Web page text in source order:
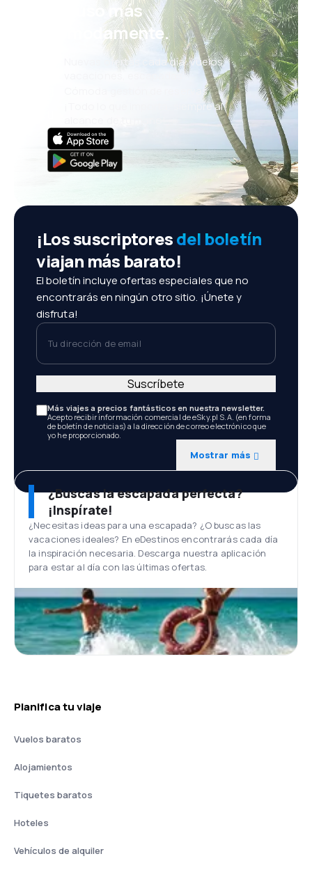
incluso más
cómodamente.
Nuevas ofertas cada día: vuelos,
vacaciones, escapadas
Cómoda gestión de reservas
¡Todo lo que importa, siempre al
¡Los suscriptoresdel boletín
viajan más barato!
El boletín incluye ofertas especiales que no
encontrarás en ningún otro sitio. ¡Únete y
disfruta!
Tu dirección de email
Más viajes a precios fantásticos en nuestra newsletter.
Acepto recibir información comercial de eSky.pl S.A. (en forma
de boletín de noticias) a la dirección de correo electrónico que
yo he proporcionado.
Mostrar más
Suscríbete
¿Buscas la escapada perfecta?
¡Inspírate!
¿Necesitas ideas para una escapada? ¿O buscas las
vacaciones ideales? En eDestinos encontrarás cada día
la inspiración necesaria. Descarga nuestra aplicación
para estar al día con las últimas ofertas.
Planifica tu viaje
Vuelos baratos
Alojamientos
Tiquetes baratos
Hoteles
Vehículos de alquiler